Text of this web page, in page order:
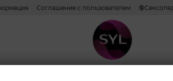
Соглашение с пользователем